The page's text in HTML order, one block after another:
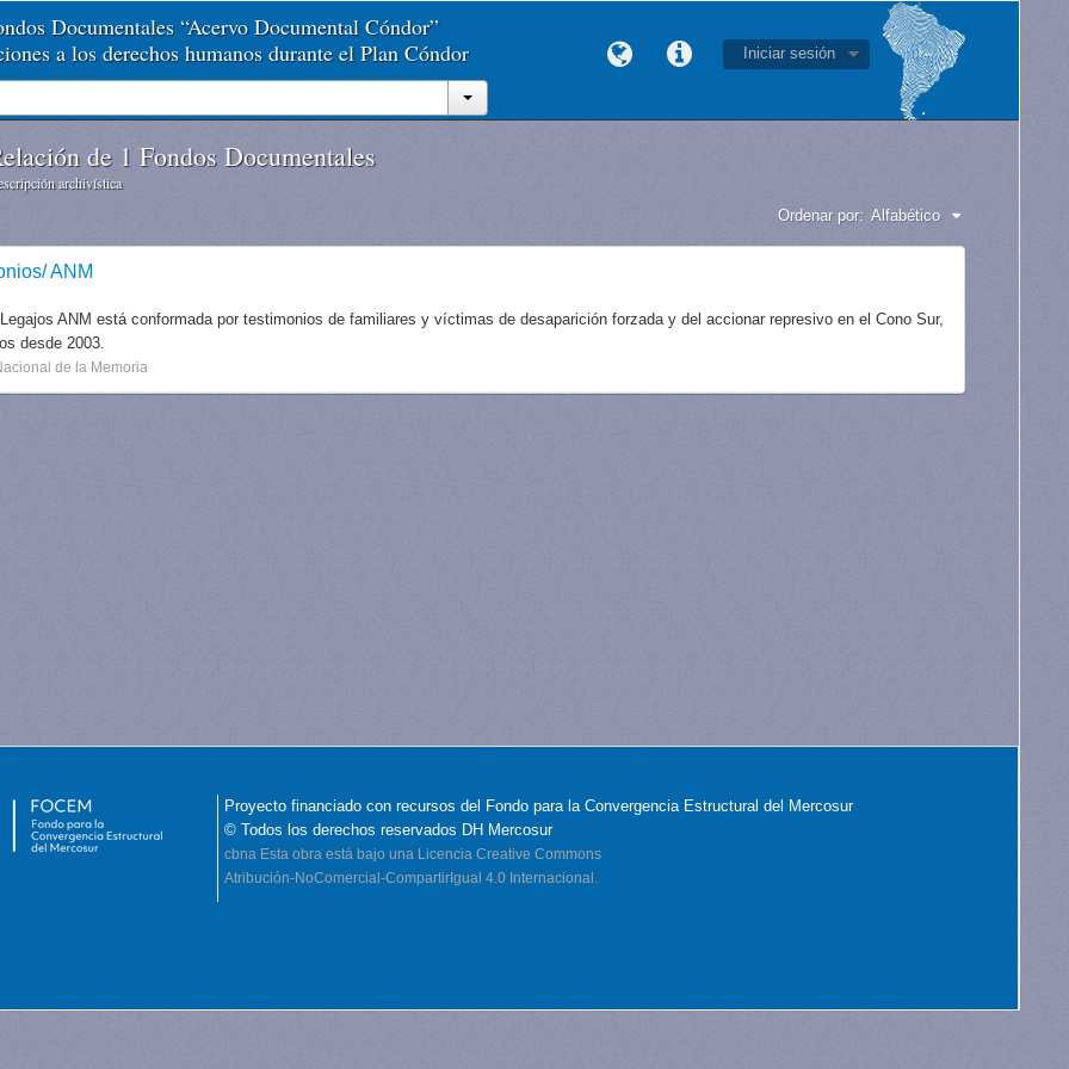
Documentales “Acervo Documental Cóndor”
a los derechos humanos durante el Plan Cóndor
Iniciar sesión
de 1 Fondos Documentales
archivística
Ordenar por: Alfabético
ANM
ANM está conformada por testimonios de familiares y víctimas de desaparición forzada y del accionar represivo en el Cono Sur,
desde 2003.
de la Memoria
Proyecto financiado con recursos del Fondo para la Convergencia Estructural del Mercosur
© Todos los derechos reservados DH Mercosur
cbna Esta obra está bajo una Licencia Creative Commons
Atribución-NoComercial-CompartirIgual 4.0 Internacional.